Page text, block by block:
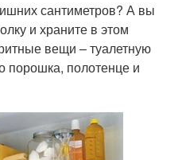
сантиметров? А вы
и храните в этом
вещи – туалетную
порошка, полотенце и